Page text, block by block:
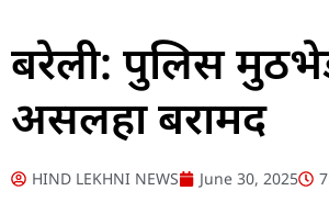
बरेली: पुलिस
असलहा बरामद
HIND LEKHNI NEWS June 30, 2025